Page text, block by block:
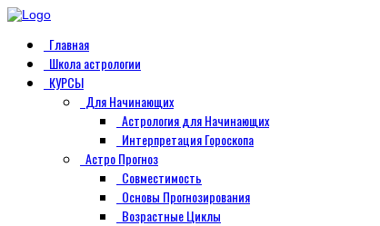
Главная
Школа астрологии
КУРСЫ
Для Начинающих
Астрология для Начинающих
Интерпретация Гороскопа
Астро Прогноз
Совместимость
Основы Прогнозирования
Возрастные Циклы